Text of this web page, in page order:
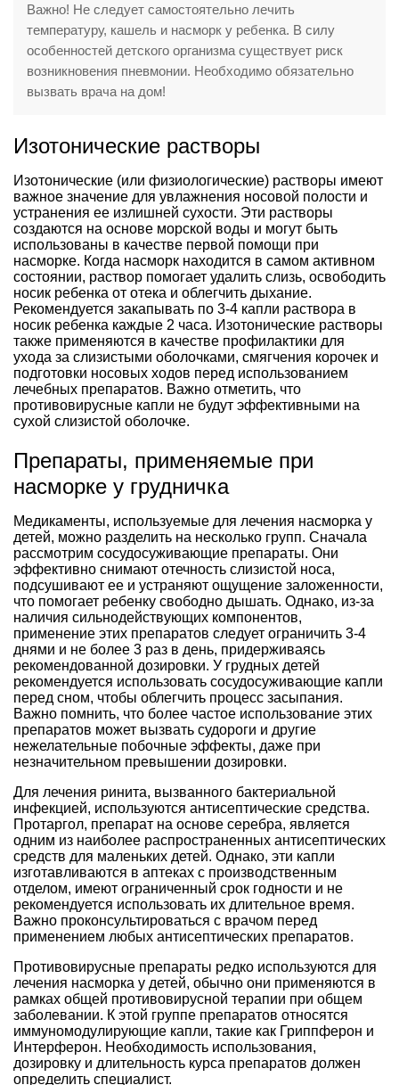
Важно! Не следует самостоятельно лечить
температуру, кашель и насморк у ребенка. В силу
особенностей детского организма существует риск
возникновения пневмонии. Необходимо обязательно
вызвать врача на дом!
Изотонические растворы
Изотонические (или физиологические) растворы имеют
важное значение для увлажнения носовой полости и
устранения ее излишней сухости. Эти растворы
создаются на основе морской воды и могут быть
использованы в качестве первой помощи при
насморке. Когда насморк находится в самом активном
состоянии, раствор помогает удалить слизь, освободить
носик ребенка от отека и облегчить дыхание.
Рекомендуется закапывать по 3-4 капли раствора в
носик ребенка каждые 2 часа. Изотонические растворы
также применяются в качестве профилактики для
ухода за слизистыми оболочками, смягчения корочек и
подготовки носовых ходов перед использованием
лечебных препаратов. Важно отметить, что
противовирусные капли не будут эффективными на
сухой слизистой оболочке.
Препараты, применяемые при
насморке у грудничка
Медикаменты, используемые для лечения насморка у
детей, можно разделить на несколько групп. Сначала
рассмотрим сосудосуживающие препараты. Они
эффективно снимают отечность слизистой носа,
подсушивают ее и устраняют ощущение заложенности,
что помогает ребенку свободно дышать. Однако, из-за
наличия сильнодействующих компонентов,
применение этих препаратов следует ограничить 3-4
днями и не более 3 раз в день, придерживаясь
рекомендованной дозировки. У грудных детей
рекомендуется использовать сосудосуживающие капли
перед сном, чтобы облегчить процесс засыпания.
Важно помнить, что более частое использование этих
препаратов может вызвать судороги и другие
нежелательные побочные эффекты, даже при
незначительном превышении дозировки.
Для лечения ринита, вызванного бактериальной
инфекцией, используются антисептические средства.
Протаргол, препарат на основе серебра, является
одним из наиболее распространенных антисептических
средств для маленьких детей. Однако, эти капли
изготавливаются в аптеках с производственным
отделом, имеют ограниченный срок годности и не
рекомендуется использовать их длительное время.
Важно проконсультироваться с врачом перед
применением любых антисептических препаратов.
Противовирусные препараты редко используются для
лечения насморка у детей, обычно они применяются в
рамках общей противовирусной терапии при общем
заболевании. К этой группе препаратов относятся
иммуномодулирующие капли, такие как Гриппферон и
Интерферон. Необходимость использования,
дозировку и длительность курса препаратов должен
определить специалист.